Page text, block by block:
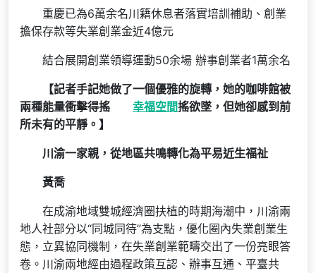
重慶已為6萬余名川籍休息者落實培訓補助、創業
擔保存款等失業創業金近4億元
結合展開創業領導運動50余場 辦事創業者1萬余名
【記者手記她做了一個優雅的旋轉，她的咖啡館被
兩種能量衝擊得搖
幸福空間搖欲墜，但她卻感到前
所未有的平靜。 】
川渝一家親，從地區共鳴轉化為平易近生福祉
黃喬
在成渝地域雙城經濟圈扶植的時期海潮中，川渝兩
地人社部分以“同城同待”為支點，優化圈內失業創業生
態，立異協同機制，在失業創業範疇交出了一份亮眼答
卷。川渝兩地經由過程政策互認、辦事互通、平臺共